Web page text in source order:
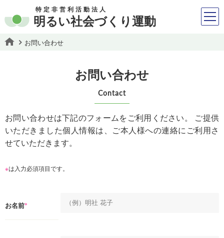
特定非営利活動法人
明るい社会づくり運動
お問い合わせ
お問い合わせ
Contact
お問い合わせは下記のフォームをご利用ください。
ご提供
いただきました個人情報は、ご本人様への連絡にご利用さ
せていただきます。
※は入力必須項目です。
お名前※